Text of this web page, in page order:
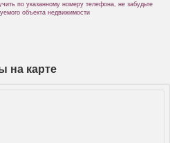
по указанному номеру телефона, не забудьте
объекта недвижимости
на карте